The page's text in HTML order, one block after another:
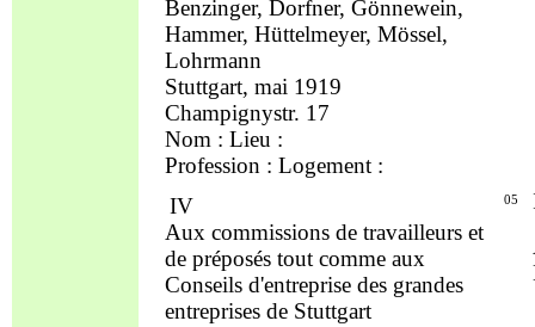
Benzinger, Dorfner, Gönnewein,
Hammer, Hüttelmeyer, Mössel,
Lohrmann
Stuttgart, mai 1919
Champignystr. 17
Nom : Lieu :
Profession : Logement :
IV
Aux commissions de travailleurs et
de préposés tout commeaux
Conseils d'entreprise des grandes
entreprises de Stuttgart
05